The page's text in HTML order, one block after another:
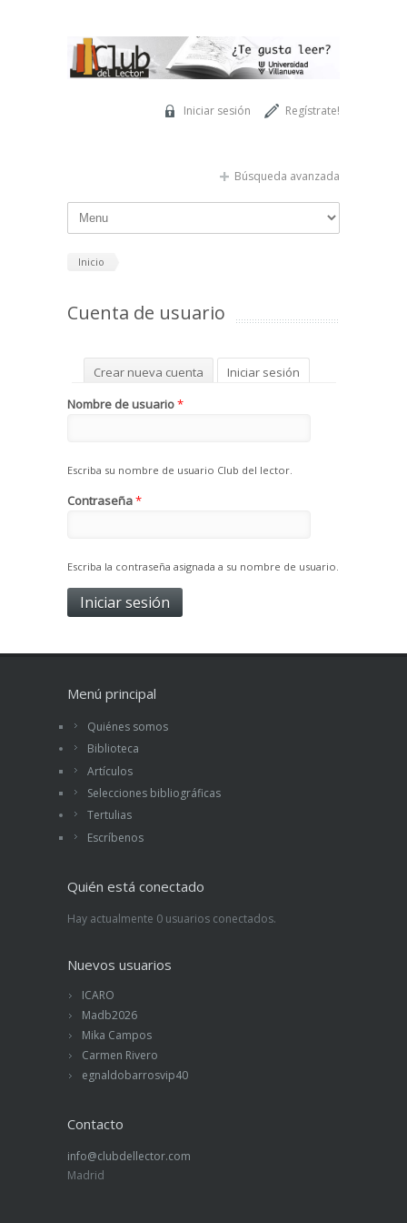
Regístrate!
Iniciar sesión
Búsqueda avanzada
Inicio
Cuenta de usuario
Solapas principales
Crear nueva cuenta Iniciar sesión
Solicitar una nueva contraseña
Nombre de usuario*
Escriba su nombre de usuario Club del lector.
Contraseña*
Escriba la contraseña asignada a su nombre de usuario.
Menú principal
Quiénes somos
Biblioteca
Artículos
Selecciones bibliográficas
Tertulias
Escríbenos
Quién está conectado
Hay actualmente 0 usuarios conectados.
Nuevos usuarios
ICARO
Madb2026
Mika Campos
Carmen Rivero
egnaldobarrosvip40
Contacto
info@clubdellector.com
Madrid